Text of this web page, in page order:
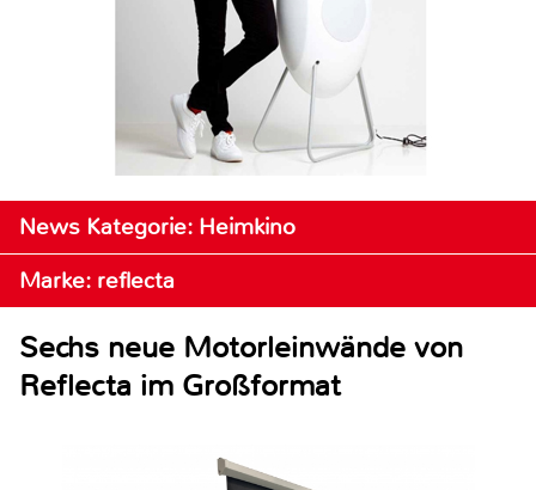
News Kategorie: Heimkino
Marke: reflecta
Sechs neue Motorleinwände von
Reflecta im Großformat